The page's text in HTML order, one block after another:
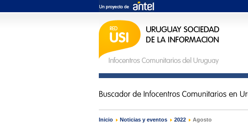
Inicio › Noticias y eventos › 2022 › Agosto